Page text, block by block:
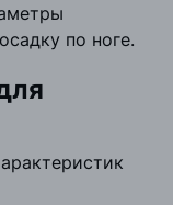
по ноге.